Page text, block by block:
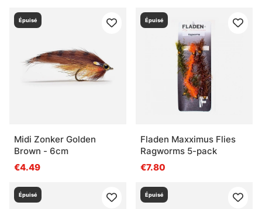
Épuisé
Midi Zonker Golden
Brown - 6cm
€4.49
Épuisé
Fladen Maxximus Flies
Ragworms 5-pack
€7.80
Épuisé Épuisé